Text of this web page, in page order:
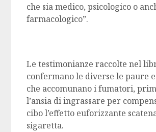
che sia medico, psicologico o
farmacologico”.
Le testimonianze raccolte nel
confermano le diverse le paure
che accomunano i fumatori,
l’ansia di ingrassare per
cibo l’effetto euforizzante
sigaretta.